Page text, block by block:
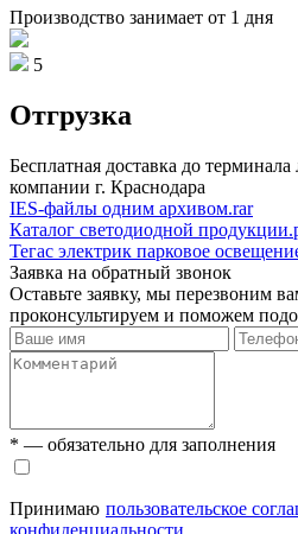
Производство занимает от 1 дня
5
Отгрузка
Бесплатная доставка до
компании г. Краснодара
IES-файлы одним архивом.rar
Каталог светодиодной
Тегас электрик парковое
Заявка на обратный звонок
Оставьте заявку, мы перезвоним
проконсультируем и поможем
* — обязательно для заполнения
Принимаю пользовательское
конфиденциальности